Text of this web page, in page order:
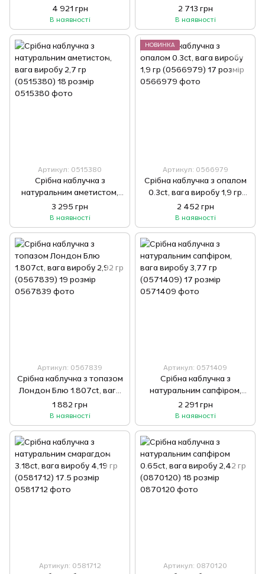
1.29ct, вага виробу 3,02 гр
(0468518) 17 розмір
4 921 грн
В наявності
2.187ct, вага виробу 2,53 гр
(0513607) 17 розмір
2 713 грн
В наявності
Артикул: 0515380
Срібна каблучка з
натуральним аметистом,
вага виробу 2,7 гр
(0515380) 18 розмір
3 295 грн
В наявності
НОВИНКА
Артикул: 0566979
Срібна каблучка з опалом
0.3ct, вага виробу 1,9 гр
(0566979) 17 розмір
2 452 грн
В наявності
Артикул: 0567839
Срібна каблучка з топазом
Лондон Блю 1.807ct, вага
виробу 2,92 гр (0567839)
19 розмір
1 882 грн
В наявності
Артикул: 0571409
Срібна каблучка з
натуральним сапфіром,
вага виробу 3,77 гр
(0571409) 17 розмір
2 291 грн
В наявності
Артикул: 0581712 Артикул: 0870120